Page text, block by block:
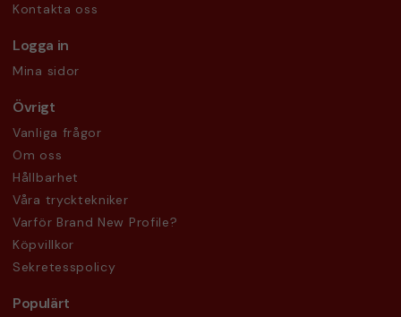
Kontakta oss
Logga in
Mina sidor
Övrigt
Vanliga frågor
Om oss
Hållbarhet
Våra trycktekniker
Varför Brand New Profile?
Köpvillkor
Sekretesspolicy
Populärt